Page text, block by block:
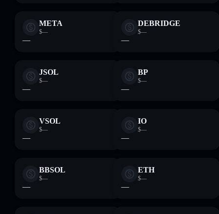
META
$—
—
DEBRIDGE
$—
—
JSOL
$—
—
BP
$—
—
VSOL
$—
—
IO
$—
—
BBSOL
$—
—
ETH
$—
—